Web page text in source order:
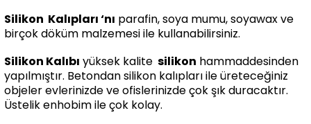
Silikon Kalıpları ‘nı parafin, soya mumu, soyawax ve
birçok döküm malzemesi ile kullanabilirsiniz.
Silikon Kalıbı yüksek kalite silikon hammaddesinden
yapılmıştır. Betondan silikon kalıpları ile üreteceğiniz
objeler evlerinizde ve ofislerinizde çok şık duracaktır.
Üstelik enhobim ile çok kolay.